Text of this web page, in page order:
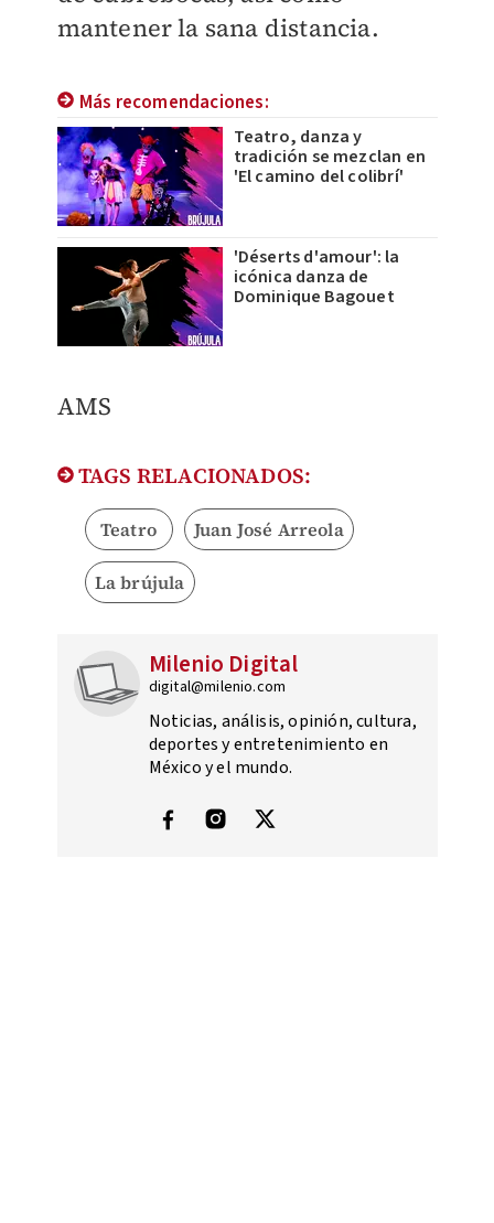
mantener la sana distancia.
Más recomendaciones:
Teatro, danza y
tradición se mezclan en
'El camino del colibrí'
'Déserts d'amour': la
icónica danza de
Dominique Bagouet
AMS
TAGS RELACIONADOS:
Teatro Juan José Arreola
La brújula
Milenio Digital
digital@milenio.com
Noticias, análisis, opinión, cultura,
deportes y entretenimiento en
México y el mundo.